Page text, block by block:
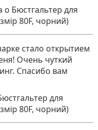
о Бюстгальтер для
80F, чорний)
стало открытием
Очень чуткий
Спасибо вам
для
80F, чорний)